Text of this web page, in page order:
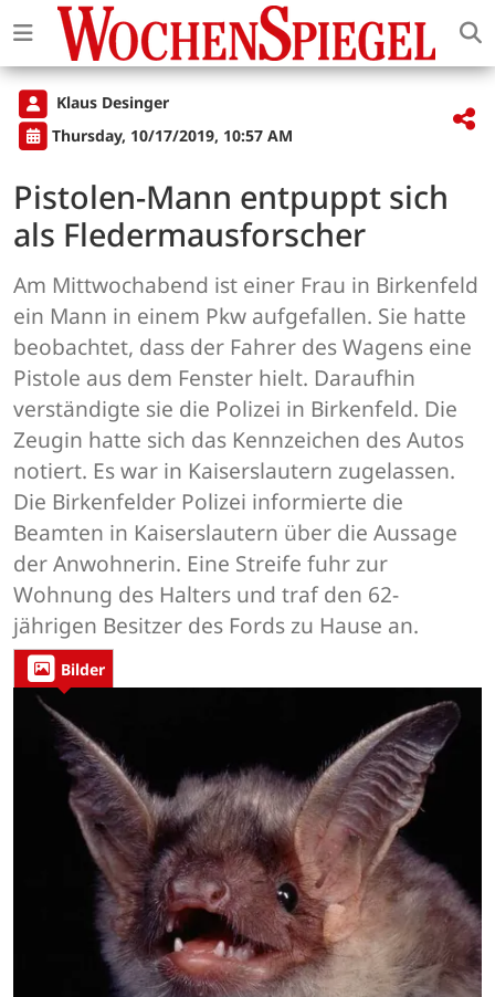
Klaus Desinger
Thursday, 10/17/2019, 10:57 AM
Pistolen-Mann entpuppt sich
als Fledermausforscher
Am Mittwochabend ist einer Frau in Birkenfeld
ein Mann in einem Pkw aufgefallen. Sie hatte
beobachtet, dass der Fahrer des Wagens eine
Pistole aus dem Fenster hielt. Daraufhin
verständigte sie die Polizei in Birkenfeld. Die
Zeugin hatte sich das Kennzeichen des Autos
notiert. Es war in Kaiserslautern zugelassen.
Die Birkenfelder Polizei informierte die
Beamten in Kaiserslautern über die Aussage
der Anwohnerin. Eine Streife fuhr zur
Wohnung des Halters und traf den 62-
jährigen Besitzer des Fords zu Hause an.
Bilder